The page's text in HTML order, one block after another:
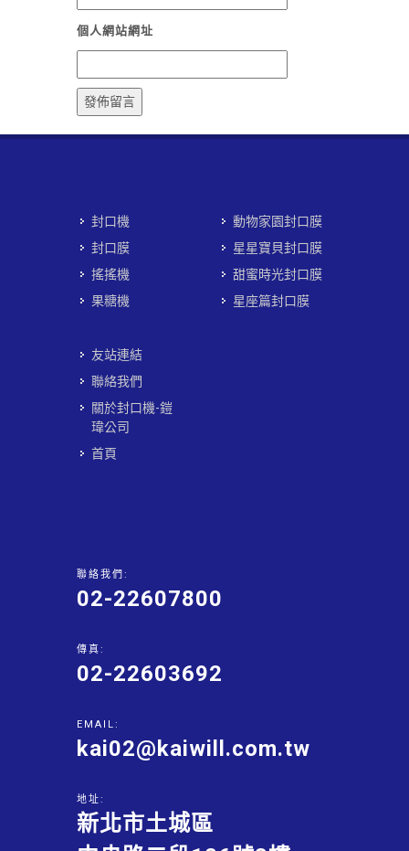
個人網站網址
封口機
封口膜
搖搖機
果糖機
動物家園封口膜
星星寶貝封口膜
甜蜜時光封口膜
星座篇封口膜
友站連結
聯絡我們
關於封口機-鎧
瑋公司
首頁
聯絡我們:
02-22607800
傳真:
02-22603692
EMAIL:
kai02@kaiwill.com.tw
地址:
新北市土城區